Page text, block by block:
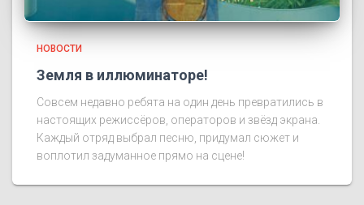
НОВОСТИ
Земля в иллюминаторе!
Совсем недавно ребята на один день превратились в
настоящих режиссёров, операторов и звёзд экрана.
Каждый отряд выбрал песню, придумал сюжет и
воплотил задуманное прямо на сцене!